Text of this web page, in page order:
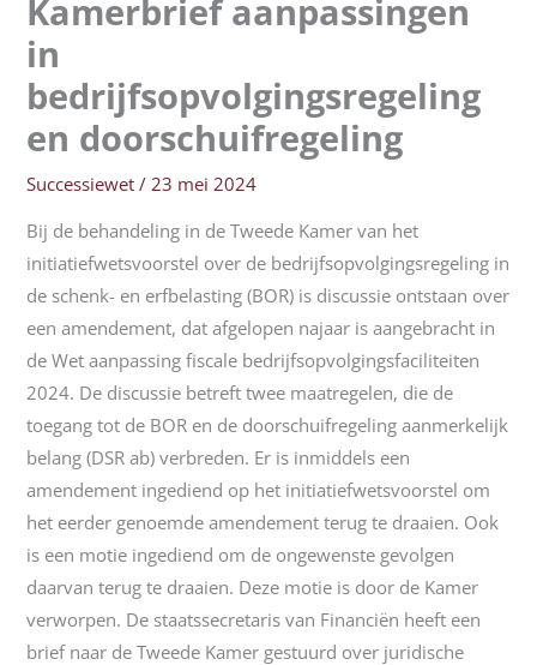
Kamerbrief aanpassingen
in
bedrijfsopvolgingsregeling
en doorschuifregeling
Successiewet /23 mei 2024
Bij de behandeling in de Tweede Kamer van het
initiatiefwetsvoorstel over de bedrijfsopvolgingsregeling in
de schenk- en erfbelasting (BOR) is discussie ontstaan over
een amendement, dat afgelopen najaar is aangebracht in
de Wet aanpassing fiscale bedrijfsopvolgingsfaciliteiten
2024. De discussie betreft twee maatregelen, die de
toegang tot de BOR en de doorschuifregeling aanmerkelijk
belang (DSR ab) verbreden. Er is inmiddels een
amendement ingediend op het initiatiefwetsvoorstel om
het eerder genoemde amendement terug te draaien. Ook
is een motie ingediend om de ongewenste gevolgen
daarvan terug te draaien. Deze motie is door de Kamer
verworpen. De staatssecretaris van Financiën heeft een
brief naar de Tweede Kamer gestuurd over juridische